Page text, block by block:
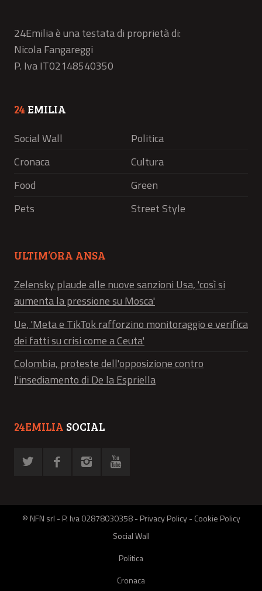
24Emilia è una testata di proprietà di:
Nicola Fangareggi
P. Iva IT02148540350
24 EMILIA
Social Wall
Politica
Cronaca
Cultura
Food
Green
Pets
Street Style
ULTIM’ORA ANSA
Zelensky plaude alle nuove sanzioni Usa, 'così si
aumenta la pressione su Mosca'
Ue, 'Meta e TikTok rafforzino monitoraggio e verifica
dei fatti su crisi come a Ceuta'
Colombia, proteste dell'opposizione contro
l'insediamento di De la Espriella
24EMILIA SOCIAL
© NFN srl - P. Iva 02878030358 -Privacy Policy-Cookie Policy
Social Wall
Politica
Cronaca